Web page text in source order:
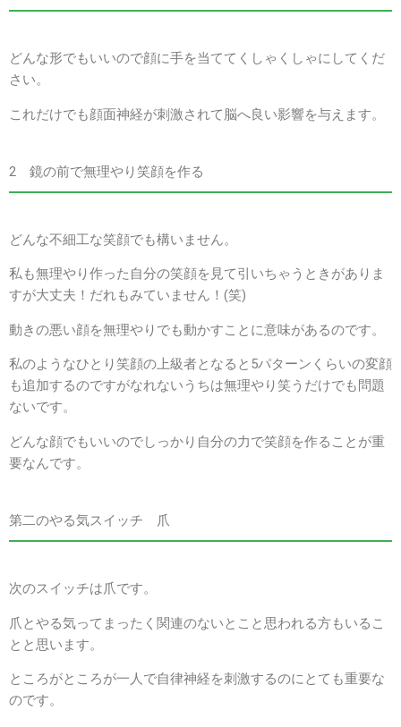
どんな形でもいいので顔に手を当ててくしゃくしゃにしてくだ
さい。
これだけでも顔面神経が刺激されて脳へ良い影響を与えます。
2 鏡の前で無理やり笑顔を作る
どんな不細工な笑顔でも構いません。
私も無理やり作った自分の笑顔を見て引いちゃうときがありま
すが大丈夫！だれもみていません！(笑)
動きの悪い顔を無理やりでも動かすことに意味があるのです。
私のようなひとり笑顔の上級者となると5パターンくらいの変顔
も追加するのですがなれないうちは無理やり笑うだけでも問題
ないです。
どんな顔でもいいのでしっかり自分の力で笑顔を作ることが重
要なんです。
第二のやる気スイッチ 爪
次のスイッチは爪です。
爪とやる気ってまったく関連のないとこと思われる方もいるこ
とと思います。
ところがところが一人で自律神経を刺激するのにとても重要な
のです。